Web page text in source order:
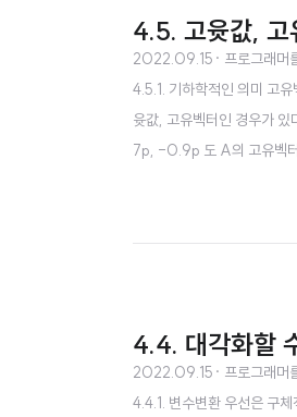
4.5. 고윳값, 고
2022.09.15 · 프로그래
4.5.1. 기하학적인 의미 고
윳값, 고유벡터인 경우가
7p, -0.9p 도 A의 고유벡
4.4. 대각화할
2022.09.15 · 프로그래
4.4.1. 변수변환 우선은 구